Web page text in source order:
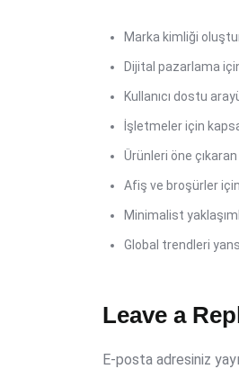
Marka kimliği
Dijital pazarlama
Kullanıcı dostu
İşletmeler için
Ürünleri öne
Afiş ve broşürler
Minimalist
Global trendleri
Leave a
E-posta adresiniz